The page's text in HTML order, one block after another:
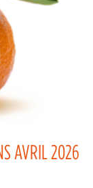
AVRIL 2026